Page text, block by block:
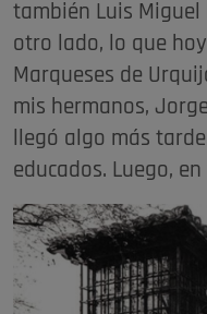
también Luis Miguel
otro lado, lo que
Marqueses de
mis hermanos,
llegó algo más
educados. Luego,